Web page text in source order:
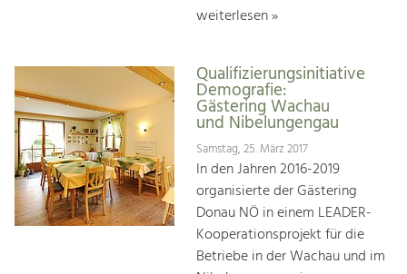
weiterlesen »
Qualifizierungsinitiative
Demografie:
Gästering Wachau
und Nibelungengau
Samstag, 25. März 2017
In den Jahren 2016-2019
organisierte der Gästering
Donau NÖ in einem LEADER-
Kooperationsprojekt für die
Betriebe in der Wachau und im